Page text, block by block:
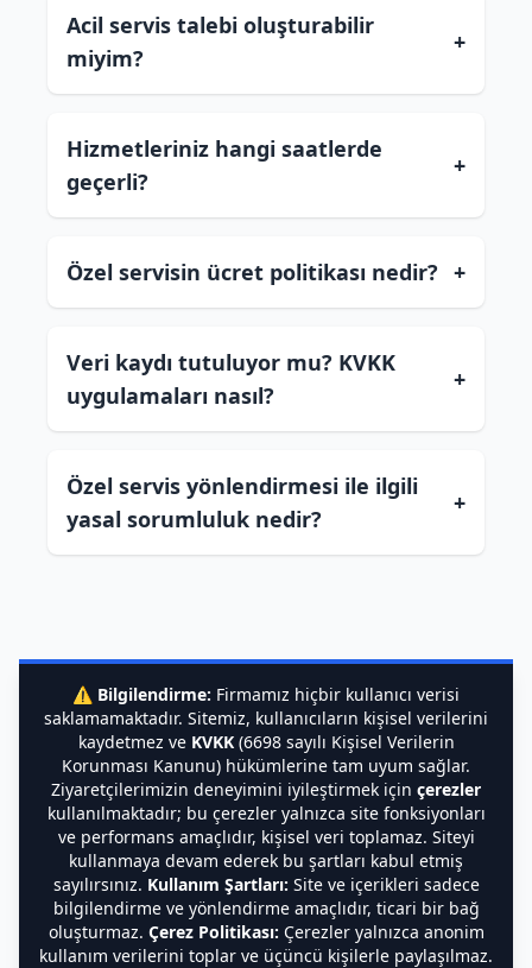
Acil servis talebi oluşturabilir
miyim?
+
Hizmetleriniz hangi saatlerde
geçerli?
+
Özel servisin ücret politikası nedir? +
Veri kaydı tutuluyor mu? KVKK
uygulamaları nasıl?
+
Özel servis yönlendirmesi ile ilgili
yasal sorumluluk nedir?
+
⚠️ Bilgilendirme: Firmamız hiçbir kullanıcı verisi
saklamamaktadır. Sitemiz, kullanıcıların kişisel verilerini
kaydetmez ve KVKK(6698 sayılı Kişisel Verilerin
Korunması Kanunu) hükümlerine tam uyum sağlar.
Ziyaretçilerimizin deneyimini iyileştirmek için çerezler
kullanılmaktadır; bu çerezler yalnızca site fonksiyonları
ve performans amaçlıdır, kişisel veri toplamaz. Siteyi
kullanmaya devam ederek bu şartları kabul etmiş
sayılırsınız. Kullanım Şartları: Site ve içerikleri sadece
bilgilendirme ve yönlendirme amaçlıdır, ticari bir bağ
oluşturmaz. Çerez Politikası: Çerezler yalnızca anonim
kullanım verilerini toplar ve üçüncü kişilerle paylaşılmaz.